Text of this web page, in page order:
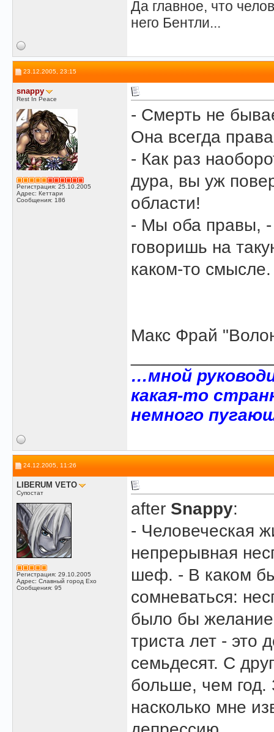
Да главное, что
него Бентли...
23.12.2005, 23:15
snappy
Rest In Peace
Регистрация: 25.10.2005
Адрес: Кеттари
Сообщения: 186
- Смерть не
Она всегда
- Как раз
дура, вы уж
области!
- Мы оба правы, -
говоришь на
каком-то смысле.
Макс Фрай
…мной
какая-то
немного
24.12.2005, 11:26
LIBERUM VETO
Супостат
Регистрация: 29.10.2005
Адрес: Славный город Ехо
Сообщения: 95
after Snappy:
- Человеческая
непрерывная
шеф. - В каком
сомневаться:
было бы желание
триста лет - это
семьдесят. С
больше, чем год.
насколько мне